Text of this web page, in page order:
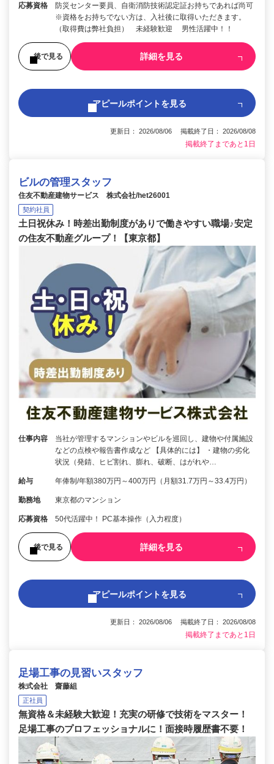
応募資格
防災センター要員、自衛消防技術認定証お持ちであれば尚可
※資格をお持ちでない方は、入社後に取得いただきます。
（取得費は弊社負担） 未経験歓迎 男性活躍中！！
後で見る 詳細を見る
アピールポイントを見る
更新日： 2026/08/06 掲載終了日： 2026/08/08
掲載終了まであと1日
ビルの管理スタッフ
住友不動産建物サービス 株式会社/het26001
契約社員
土日祝休み！時差出勤制度がありで働きやすい職場♪安定
の住友不動産グループ！【東京都】
仕事内容
当社が管理するマンションやビルを巡回し、建物や付属施設
などの点検や報告書作成など 【具体的には】 ・建物の劣化
状況（発錆、ヒビ割れ、膨れ、破断、はがれや…
給与 年俸制/年額380万円～400万円（月額31.7万円～33.4万円）
勤務地 東京都のマンション
応募資格 50代活躍中！ PC基本操作（入力程度）
後で見る 詳細を見る
アピールポイントを見る
更新日： 2026/08/06 掲載終了日： 2026/08/08
掲載終了まであと1日
足場工事の見習いスタッフ
株式会社 齋藤組
正社員
無資格＆未経験大歓迎！充実の研修で技術をマスター！
足場工事のプロフェッショナルに！面接時履歴書不要！